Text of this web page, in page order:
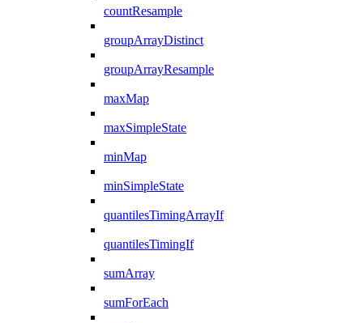
countResample
groupArrayDistinct
groupArrayResample
maxMap
maxSimpleState
minMap
minSimpleState
quantilesTimingArrayIf
quantilesTimingIf
sumArray
sumForEach